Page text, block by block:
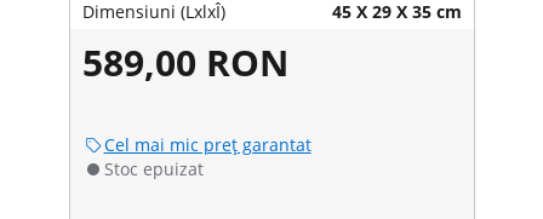
Dimensiuni (LxlxÎ) 45 X 29 X 35 cm
589,00 RON
Cel mai mic preț garantat
Stoc epuizat